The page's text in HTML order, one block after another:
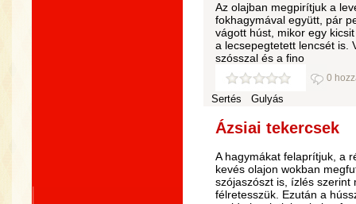
Az olajban megpirítjuk a
fokhagymával együtt, pár
vágott húst, mikor egy
a lecsepegtetett lencsét is.
szósszal és a fino
0
Sertés
Gulyás
Ázsiai tekercsek
A hagymákat felaprítjuk, a
kevés olajon wokban
szójaszószt is, ízlés
félretesszük. Ezután a